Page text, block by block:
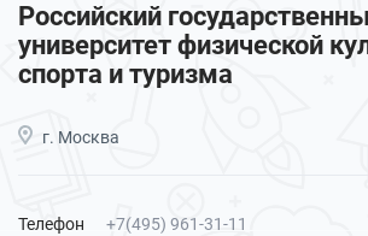
Российский
университет физической
спорта и туризма
г. Москва
Телефон
+7(495) 961-31-11